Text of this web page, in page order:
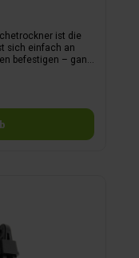
ist die
sich einfach an
befestigen – ganz
ohne
Akzent im